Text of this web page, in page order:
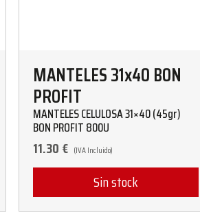
MANTELES 31x40 BON
PROFIT
MANTELES CELULOSA 31×40 (45gr)
BON PROFIT 800U
11.30€ (IVA Incluido)
Sin stock